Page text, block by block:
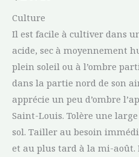
Culture
Il est facile à cultiver dans
acide, sec à moyennement
plein soleil ou à l’ombre
dans la partie nord de son
apprécie un peu d’ombre
Saint-Louis. Tolère une
sol. Tailler au besoin
et au plus tard à la mi-août.